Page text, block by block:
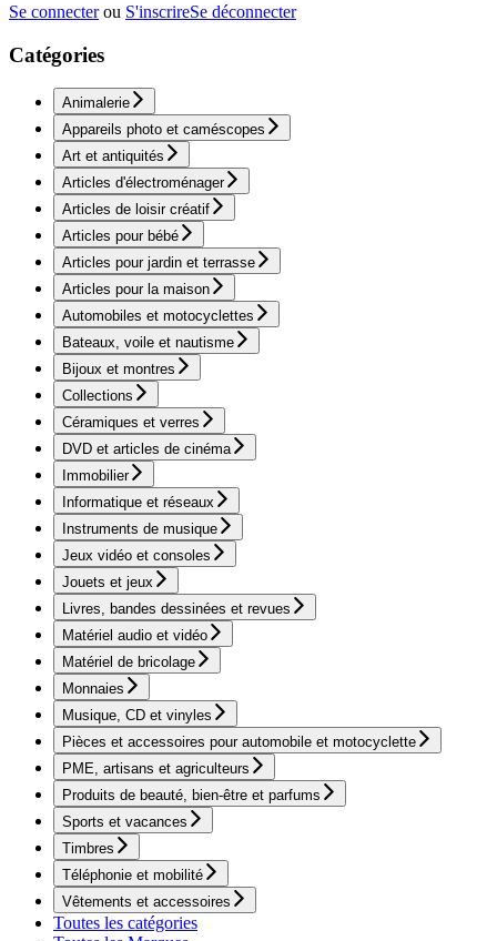
Se connecterou S'inscrireSe déconnecter
Catégories
Animalerie
Appareils photo et caméscopes
Art et antiquités
Articles d'électroménager
Articles de loisir créatif
Articles pour bébé
Articles pour jardin et terrasse
Articles pour la maison
Automobiles et motocyclettes
Bateaux, voile et nautisme
Bijoux et montres
Collections
Céramiques et verres
DVD et articles de cinéma
Immobilier
Informatique et réseaux
Instruments de musique
Jeux vidéo et consoles
Jouets et jeux
Livres, bandes dessinées et revues
Matériel audio et vidéo
Matériel de bricolage
Monnaies
Musique, CD et vinyles
Pièces et accessoires pour automobile et motocyclette
PME, artisans et agriculteurs
Produits de beauté, bien-être et parfums
Sports et vacances
Timbres
Téléphonie et mobilité
Vêtements et accessoires
Toutes les catégories